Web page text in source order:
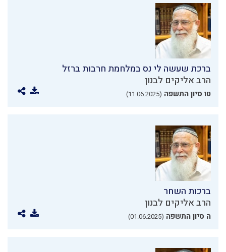
ברכת שעשה לי נס במלחמת חרבות ברזל
הרב אליקים לבנון
טו סיון התשפה (11.06.2025)
ברכות השחר
הרב אליקים לבנון
ה סיון התשפה (01.06.2025)